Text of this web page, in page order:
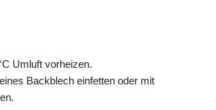
Umluft vorheizen.
Backblech einfetten oder mit